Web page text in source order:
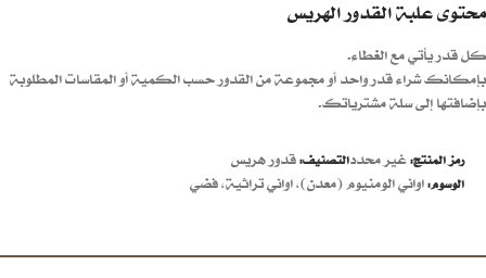
محتوى علبة القدور الهريس
كل قدر يأتي مع الغطاء.
بإمكانك شراء قدر واحد أو مجموعة من القدور حسب الكمية أو المقاسات المطلوبة
بإضافتها إلى سلة مشترياتك.
رمز المنتج:غير محددالتصنيف:قدور هريس
الوسوم:اواني الومنيوم (معدن),اواني تراثية,فضي